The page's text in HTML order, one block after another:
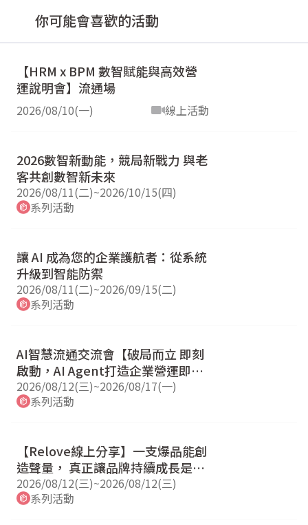
你可能會喜歡的活動
【HRM x BPM 數智賦能與高效營
運說明會】流通場
2026/08/10(一) 線上活動
2026數智新動能，競局新戰力 與老
客共創數智新未來
2026/08/11(二)~2026/10/15(四)
系列活動
讓 AI 成為您的企業護航者：從系統
升級到智能防禦
2026/08/11(二)~2026/09/15(二)
系列活動
AI智慧流通交流會【破局而立 即刻
啟動，AI Agent打造企業營運即戰
力 】
2026/08/12(三)~2026/08/17(一)
系列活動
【Relove線上分享】一支爆品能創
造聲量， 真正讓品牌持續成長是管
理能力
2026/08/12(三)~2026/08/12(三)
系列活動